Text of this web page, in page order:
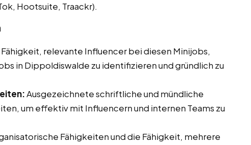
Hootsuite, Traackr).
Fähigkeit, relevante Influencer bei diesen Minijobs,
in Dippoldiswalde zu identifizieren und gründlich zu
Ausgezeichnete schriftliche und mündliche
um effektiv mit Influencern und internen Teams zu
Fähigkeiten und die Fähigkeit, mehrere